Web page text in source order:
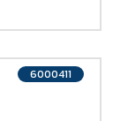
6000411